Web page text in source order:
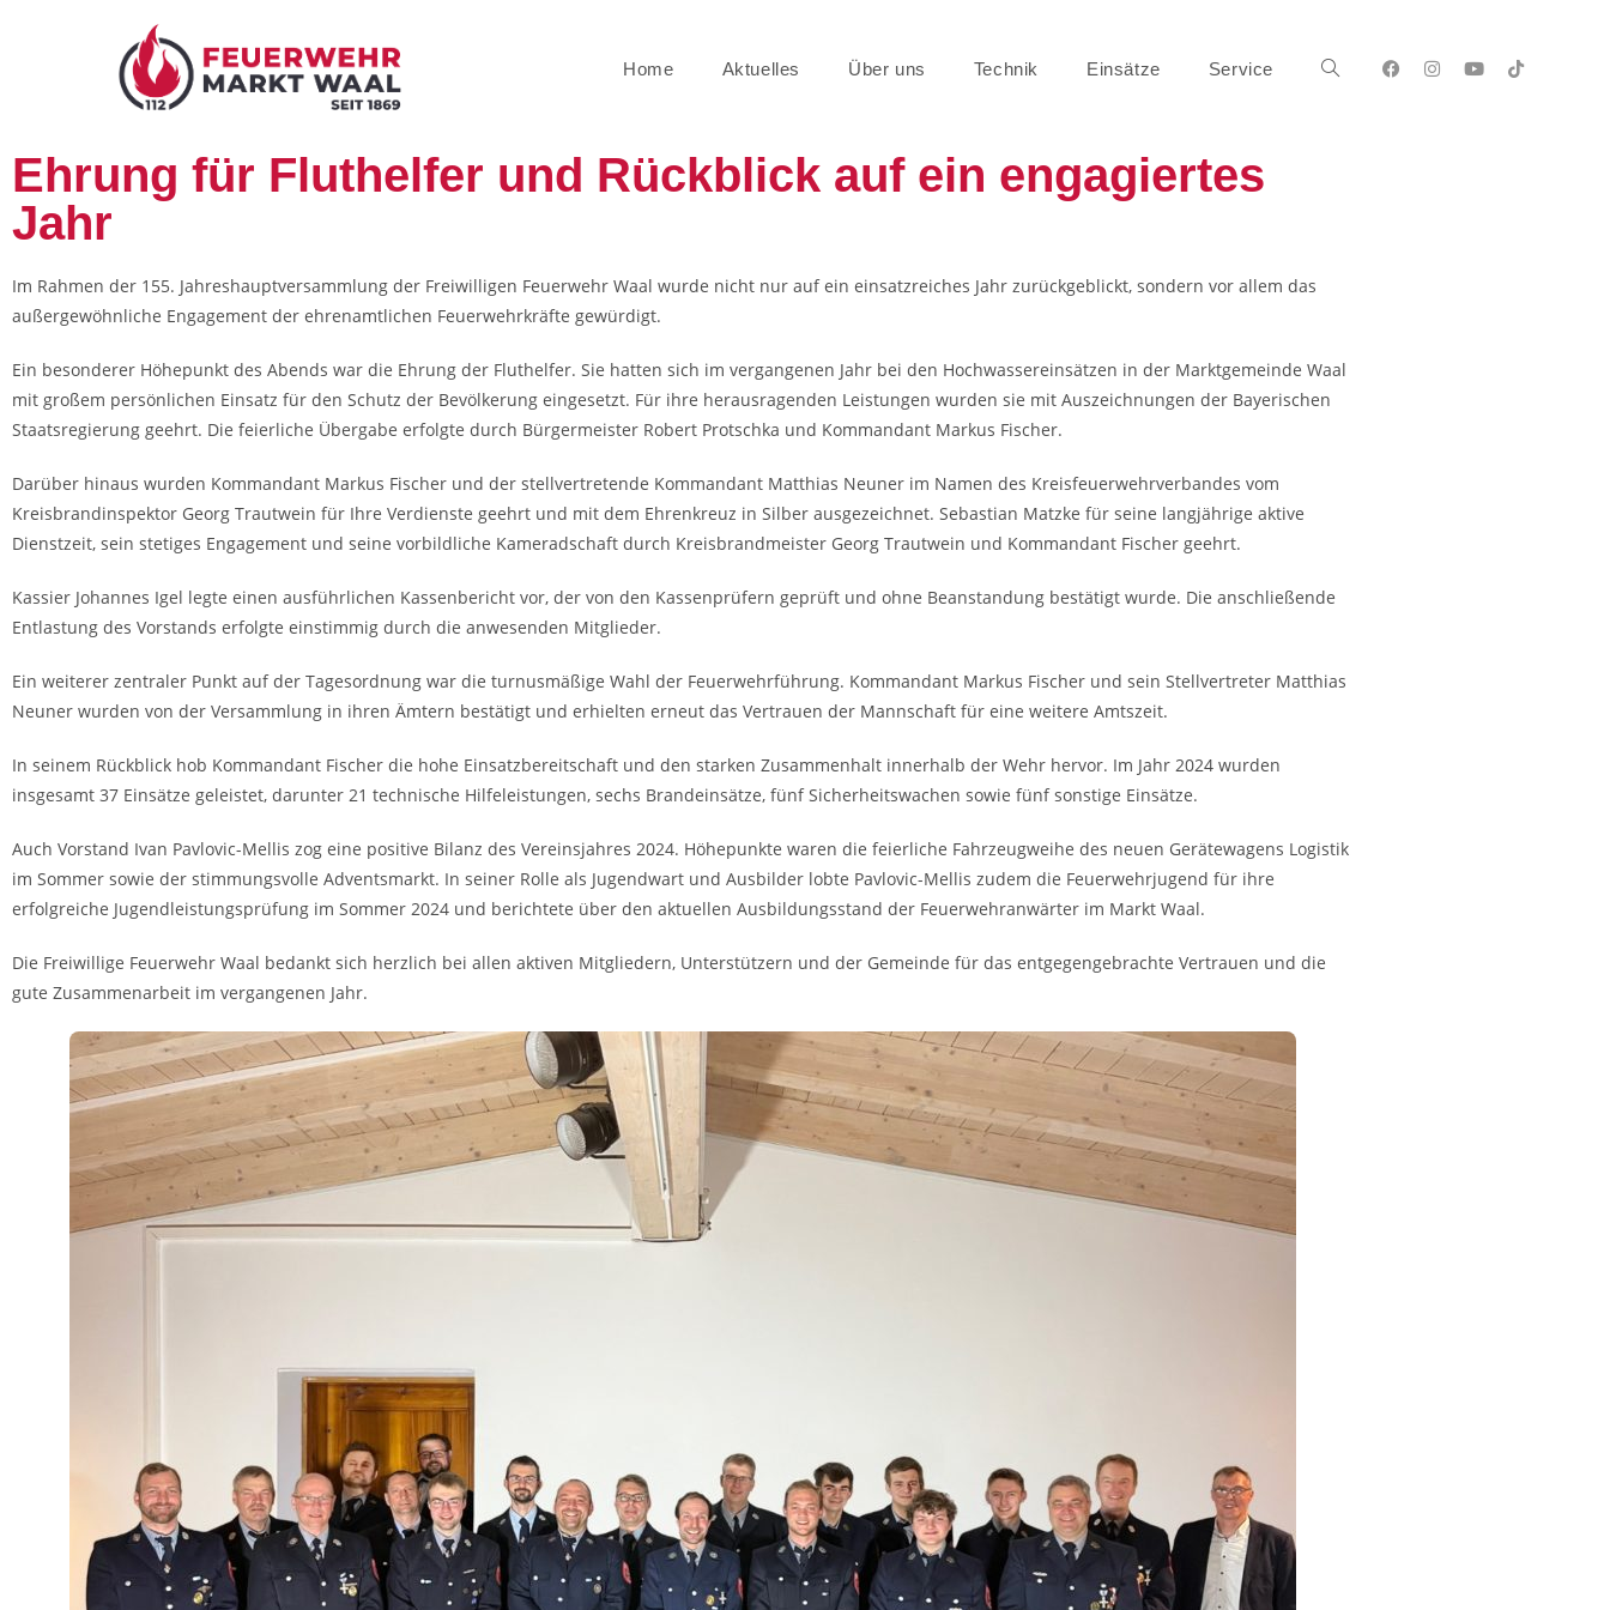
Home Aktuelles Über uns Technik Einsätze Service
Ehrung für Fluthelfer und Rückblick auf ein engagiertes
Jahr
Im Rahmen der 155. Jahreshauptversammlung der Freiwilligen Feuerwehr Waal wurde nicht nur auf ein einsatzreiches Jahr zurückgeblickt, sondern vor allem das
außergewöhnliche Engagement der ehrenamtlichen Feuerwehrkräfte gewürdigt.
Ein besonderer Höhepunkt des Abends war die Ehrung der Fluthelfer. Sie hatten sich im vergangenen Jahr bei den Hochwassereinsätzen in der Marktgemeinde Waal
mit großem persönlichen Einsatz für den Schutz der Bevölkerung eingesetzt. Für ihre herausragenden Leistungen wurden sie mit Auszeichnungen der Bayerischen
Staatsregierung geehrt. Die feierliche Übergabe erfolgte durch Bürgermeister Robert Protschka und Kommandant Markus Fischer.
Darüber hinaus wurden Kommandant Markus Fischer und der stellvertretende Kommandant Matthias Neuner im Namen des Kreisfeuerwehrverbandes vom
Kreisbrandinspektor Georg Trautwein für Ihre Verdienste geehrt und mit dem Ehrenkreuz in Silber ausgezeichnet. Sebastian Matzke für seine langjährige aktive
Dienstzeit, sein stetiges Engagement und seine vorbildliche Kameradschaft durch Kreisbrandmeister Georg Trautwein und Kommandant Fischer geehrt.
Kassier Johannes Igel legte einen ausführlichen Kassenbericht vor, der von den Kassenprüfern geprüft und ohne Beanstandung bestätigt wurde. Die anschließende
Entlastung des Vorstands erfolgte einstimmig durch die anwesenden Mitglieder.
Ein weiterer zentraler Punkt auf der Tagesordnung war die turnusmäßige Wahl der Feuerwehrführung. Kommandant Markus Fischer und sein Stellvertreter Matthias
Neuner wurden von der Versammlung in ihren Ämtern bestätigt und erhielten erneut das Vertrauen der Mannschaft für eine weitere Amtszeit.
In seinem Rückblick hob Kommandant Fischer die hohe Einsatzbereitschaft und den starken Zusammenhalt innerhalb der Wehr hervor. Im Jahr 2024 wurden
insgesamt 37 Einsätze geleistet, darunter 21 technische Hilfeleistungen, sechs Brandeinsätze, fünf Sicherheitswachen sowie fünf sonstige Einsätze.
Auch Vorstand Ivan Pavlovic-Mellis zog eine positive Bilanz des Vereinsjahres 2024. Höhepunkte waren die feierliche Fahrzeugweihe des neuen Gerätewagens Logistik
im Sommer sowie der stimmungsvolle Adventsmarkt. In seiner Rolle als Jugendwart und Ausbilder lobte Pavlovic-Mellis zudem die Feuerwehrjugend für ihre
erfolgreiche Jugendleistungsprüfung im Sommer 2024 und berichtete über den aktuellen Ausbildungsstand der Feuerwehranwärter im Markt Waal.
Die Freiwillige Feuerwehr Waal bedankt sich herzlich bei allen aktiven Mitgliedern, Unterstützern und der Gemeinde für das entgegengebrachte Vertrauen und die
gute Zusammenarbeit im vergangenen Jahr.